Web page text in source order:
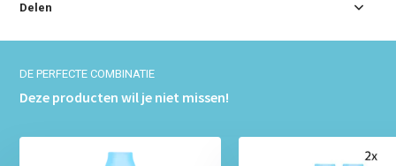
Delen
DE PERFECTE COMBINATIE
Deze producten wil je niet missen!